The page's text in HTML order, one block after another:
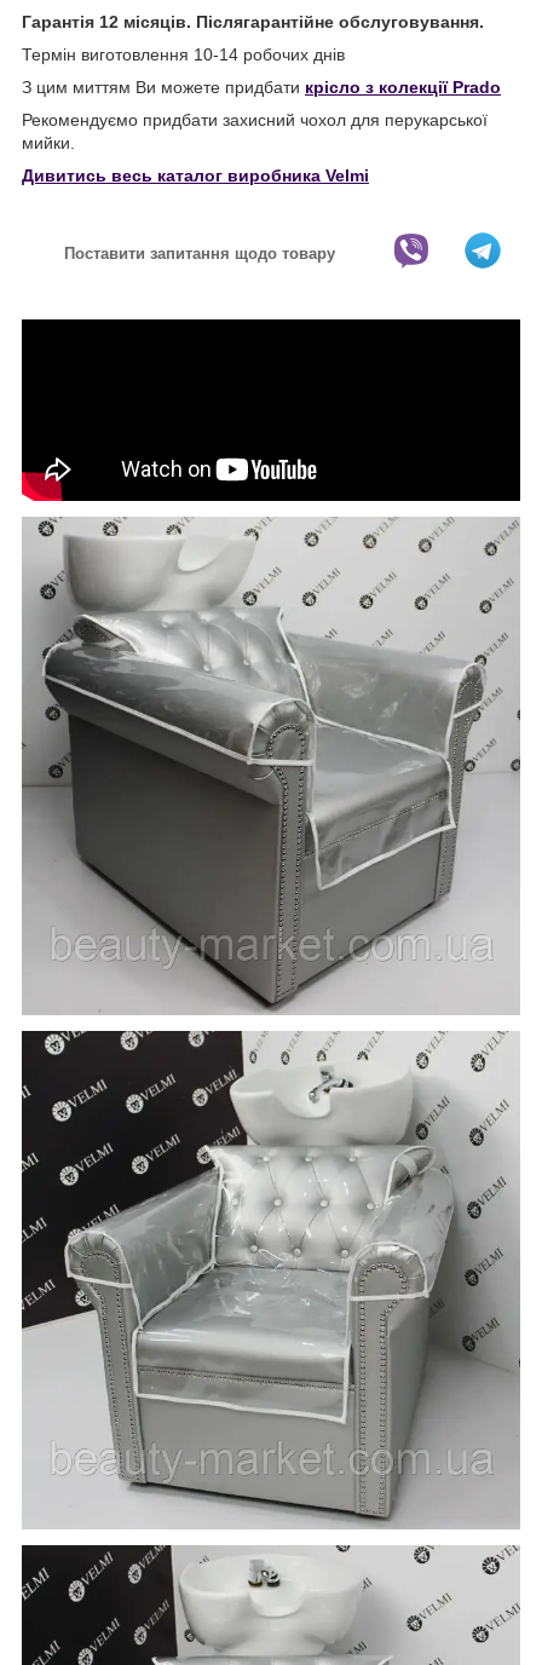
Гарантія 12 місяців. Післягарантійне обслуговування.
Термін виготовлення 10-14 робочих днів
З цим миттям Ви можете придбати крісло з колекції Prado
Рекомендуємо придбати захисний чохол для перукарської
мийки.
Дивитись весь каталог виробника Velmi
Поставити запитання щодо товару